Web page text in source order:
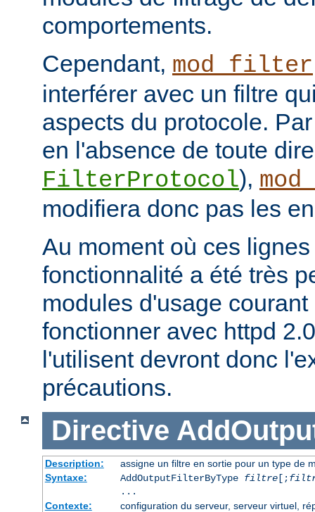
comportements.
Cependant, mod_filter
interférer avec un filtre
aspects du protocole.
en l'absence de toute
FilterProtocol),
modifiera donc pas les
Au moment où ces
fonctionnalité a été très
modules d'usage
fonctionner avec httpd
l'utilisent devront donc
précautions.
Directive
Description:
assigne un filtre en sortie pour un type de
Syntaxe:
AddOutputFilterByType filtre[;
...
Contexte:
configuration du serveur, serveur virtuel,